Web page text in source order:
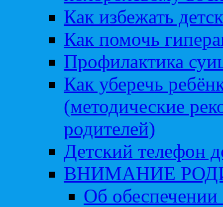
Как избежать
Как помочь
Профилактика
Как уберечь
(методические
родителей)
Детский телефон
ВНИМАНИЕ
Об обеспечении